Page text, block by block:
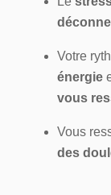
Votre
énergie
vous
Vous
des